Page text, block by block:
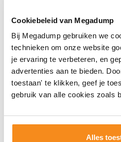
Cookiebeleid van Megadump
Bij Megadump gebruiken we
technieken om onze website
je ervaring te verbeteren, en
advertenties aan te bieden.
toestaan' te klikken, geef je
gebruik van alle cookies zoals
Alles
en tag @megadumpnl.
badkamerstijlen.